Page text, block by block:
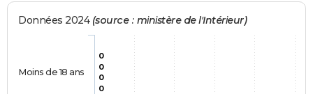
Données 2024 (source : ministère de l'Intérieur)
0
0
0
0
Moins de 18 ans